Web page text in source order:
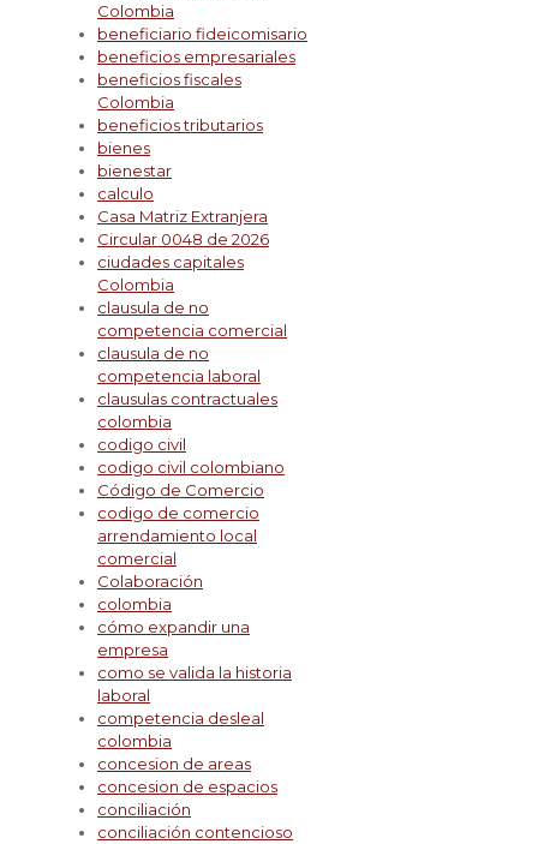
Colombia
beneficiario fideicomisario
beneficios empresariales
beneficios fiscales
Colombia
beneficios tributarios
bienes
bienestar
calculo
Casa Matriz Extranjera
Circular 0048 de 2026
ciudades capitales
Colombia
clausula de no
competencia comercial
clausula de no
competencia laboral
clausulas contractuales
colombia
codigo civil
codigo civil colombiano
Código de Comercio
codigo de comercio
arrendamiento local
comercial
Colaboración
colombia
cómo expandir una
empresa
como se valida la historia
laboral
competencia desleal
colombia
concesion de areas
concesion de espacios
conciliación
conciliación contencioso